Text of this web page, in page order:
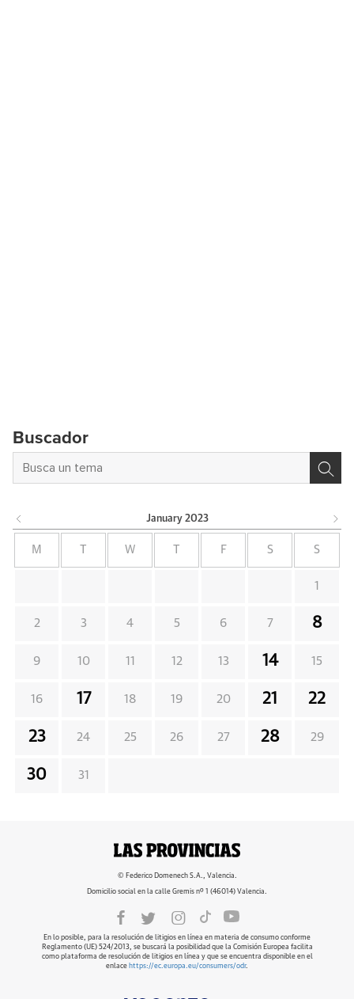
Buscador
January 2023
M W F S S
1
2 3 4 5 6 7 8
9 10 11 12 13 14 15
16 17 18 19 20 21 22
23 24 25 26 27 28 29
30 31
© Federico Domenech S.A., Valencia.
Domicilio social en la calle Gremis nº 1 (46014) Valencia.
En lo posible, para la resolución de litigios en línea en materia de consumo conforme
Reglamento (UE) 524/2013, se buscará la posibilidad que la Comisión Europea facilita
como plataforma de resolución de litigios en línea y que se encuentra disponible en el
enlace https://ec.europa.eu/consumers/odr.